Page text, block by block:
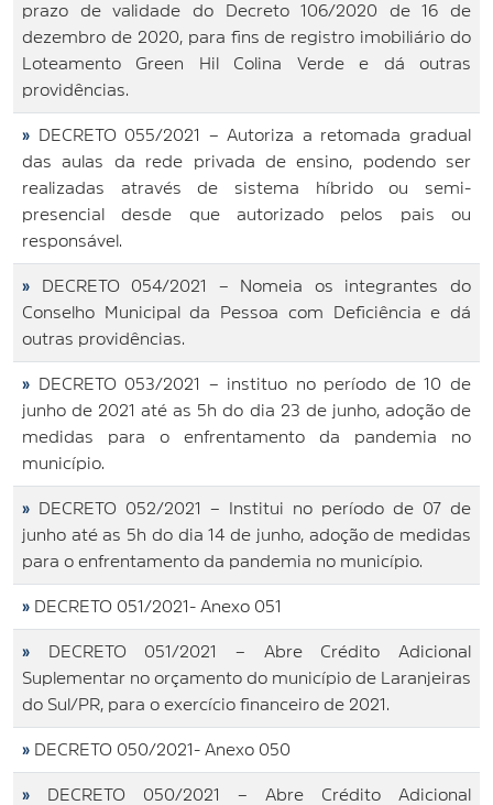
prazo de validade do Decreto 106/2020 de 16 de
dezembro de 2020, para fins de registro imobiliário do
Loteamento Green Hil Colina Verde e dá outras
providências.
»
DECRETO 055/2021 – Autoriza a retomada gradual
das aulas da rede privada de ensino, podendo ser
realizadas através de sistema híbrido ou semi-
presencial desde que autorizado pelos pais ou
responsável.
»
DECRETO 054/2021 – Nomeia os integrantes do
Conselho Municipal da Pessoa com Deficiência e dá
outras providências.
»
DECRETO 053/2021 – instituo no período de 10 de
junho de 2021 até as 5h do dia 23 de junho, adoção de
medidas para o enfrentamento da pandemia no
município.
»
DECRETO 052/2021 – Institui no período de 07 de
junho até as 5h do dia 14 de junho, adoção de medidas
para o enfrentamento da pandemia no município.
» DECRETO 051/2021- Anexo 051
»
DECRETO 051/2021 – Abre Crédito Adicional
Suplementar no orçamento do município de Laranjeiras
do Sul/PR, para o exercício financeiro de 2021.
» DECRETO 050/2021- Anexo 050
»
DECRETO 050/2021 – Abre Crédito Adicional